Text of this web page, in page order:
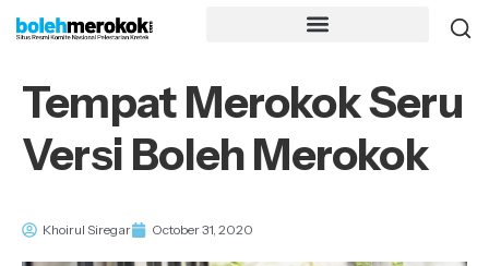
Tempat Merokok Seru
Versi Boleh Merokok
Khoirul Siregar October 31, 2020